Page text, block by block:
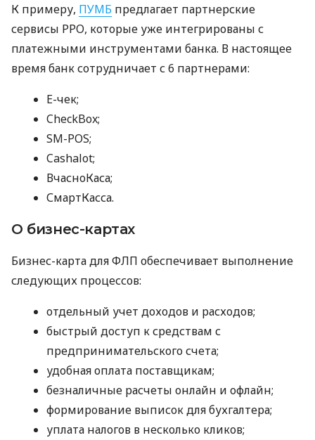
К примеру, ПУМБ предлагает партнерские
сервисы РРО, которые уже интегрированы с
платежными инструментами банка. В настоящее
время банк сотрудничает с 6 партнерами:
E-чек;
CheckBox;
SM-POS;
Cashalot;
ВчасноКаса;
СмартКасса.
О бизнес-картах
Бизнес-карта для ФЛП обеспечивает выполнение
следующих процессов:
отдельный учет доходов и расходов;
быстрый доступ к средствам с
предпринимательского счета;
удобная оплата поставщикам;
безналичные расчеты онлайн и офлайн;
формирование выписок для бухгалтера;
уплата налогов в несколько кликов;